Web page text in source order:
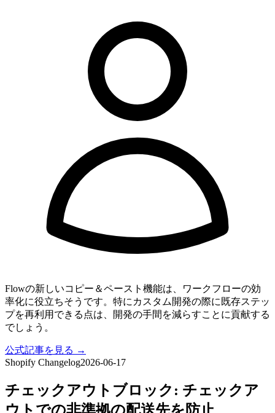
Flowの新しいコピー＆ペースト機能は、ワークフローの効
率化に役立ちそうです。特にカスタム開発の際に既存ステッ
プを再利用できる点は、開発の手間を減らすことに貢献する
でしょう。
公式記事を見る →
Shopify Changelog2026-06-17
チェックアウトブロック: チェックア